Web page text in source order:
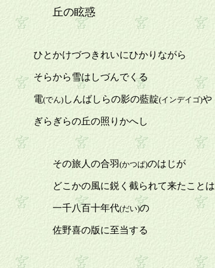
丘の眩惑
ひとかけづつきれいにひかりながら
そらから雪はしづんでくる
電(でん) しんばしらの影の藍靛(インデイゴ)や
ぎらぎらの丘の照りかへし
その旅人の合羽 (かつぱ)のはじが
どこかの風に鋭く截られて来たことは
一千八百十年代(だい)の
佐野喜の版に至当する